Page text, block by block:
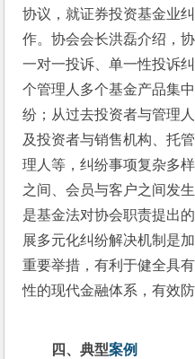
协议，就证券投资基金业
作。协会会长洪磊介绍，
一对一投诉、单一性投诉
个管理人多个基金产品集
纷；从过去投资者与管理
及投资者与销售机构、托
理人等，纠纷事项复杂多
之间、会员与客户之间发
是基金法对协会职责提出
展多元化纠纷解决机制是
重要举措，有利于健全具
性的现代金融体系，有效
四、典型案例